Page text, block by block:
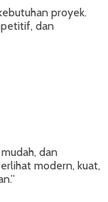
proyek.
dan
dan
modern, kuat,